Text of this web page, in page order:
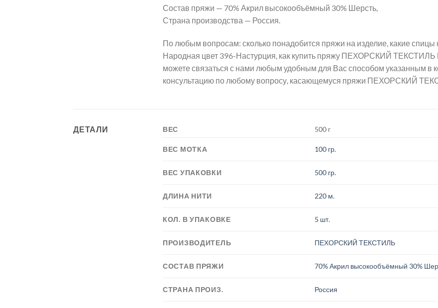
Состав пряжи — 70% Акрил высокообъёмный 30% Шерсть,
Страна производства — Россия.
По любым вопросам: сколько понадобится пряжи на изделие, какие
Народная цвет 396-Настурция, как купить пряжу ПЕХОРСКИЙ ТЕКСТИЛЬ
можете связаться с нами любым удобным для Вас способом указанным в
консультацию по любому вопросу, касающемуся пряжи ПЕХОРСКИЙ
ДЕТАЛИ ВЕС 500 г
ВЕС МОТКА 100 гр.
ВЕС УПАКОВКИ 500 гр.
ДЛИНА НИТИ 220 м.
КОЛ. В УПАКОВКЕ 5 шт.
ПРОИЗВОДИТЕЛЬ ПЕХОРСКИЙ ТЕКСТИЛЬ
СОСТАВ ПРЯЖИ 70% Акрил высокообъёмный 30%
СТРАНА ПРОИЗ. Россия